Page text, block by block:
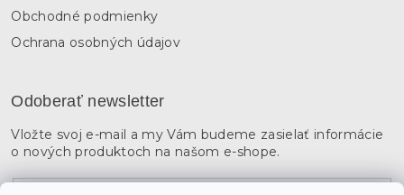
Obchodné podmienky
Ochrana osobných údajov
Odoberať newsletter
Vložte svoj e-mail a my Vám budeme zasielať informácie
o nových produktoch na našom e-shope.